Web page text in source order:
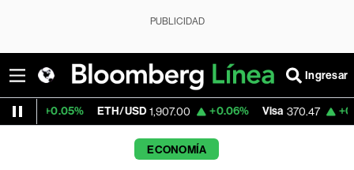
PUBLICIDAD
Ingresar
ETH/USD 1,907.00 +0.06% Visa 370.47 +0.52%
ECONOMÍA